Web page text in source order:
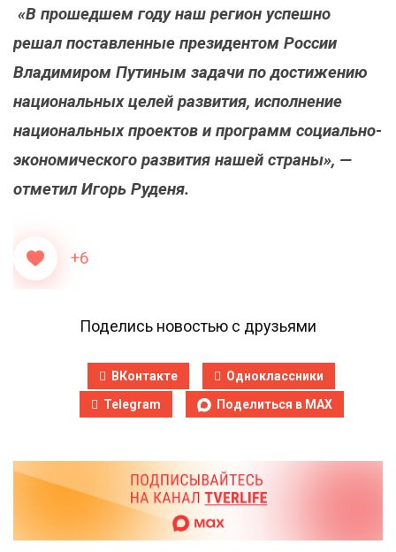
«В прошедшем году наш регион успешно
решал поставленные президентом России
Владимиром Путиным задачи по достижению
национальных целей развития, исполнение
национальных проектов и программ социально-
экономического развития нашей страны», —
отметил Игорь Руденя.
+6
Поделись новостью с друзьями
ВКонтакте
Одноклассники
Telegram
Поделиться в MAX